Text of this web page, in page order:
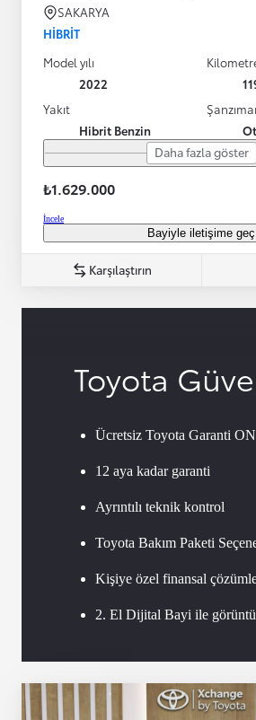
SAKARYA
HIBRIT
Model yılı
2022
Yakıt
Hibrit Benzin
Daha fazla göster
₺1.629.000
İncele
Bayiyle iletişime geç
Karşılaştırın
Toyota
Ücretsiz Toyota Garanti ON
12 aya kadar garanti
Ayrıntılı teknik kontrol
Toyota Bakım Paketi
Kişiye özel finansal
2. El Dijital Bayi ile